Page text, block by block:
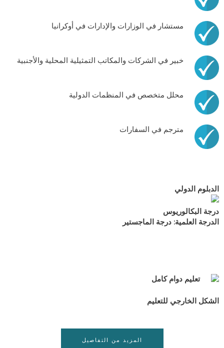
مستشار في الوزارات والإدارات في أوكرانيا
خبير في الشركات والمكاتب التمثيلية المحلية والأجنبية
محلل متخصص في المنظمات الدولية
مترجم في السفارات
الدبلوم الدولي
درجة البكالوريوس
الدرجة العلمية: درجة الماجستير
تعليم دوام كامل
الشكل الخارجي للتعليم
المزيد من التفاصيل